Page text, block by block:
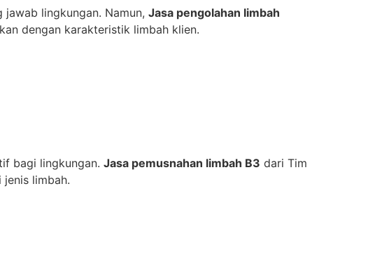
lingkungan. Namun, Jasa pengolahan limbah
dengan karakteristik limbah klien.
bagi lingkungan. Jasa pemusnahan limbah B3 dari Tim
limbah.